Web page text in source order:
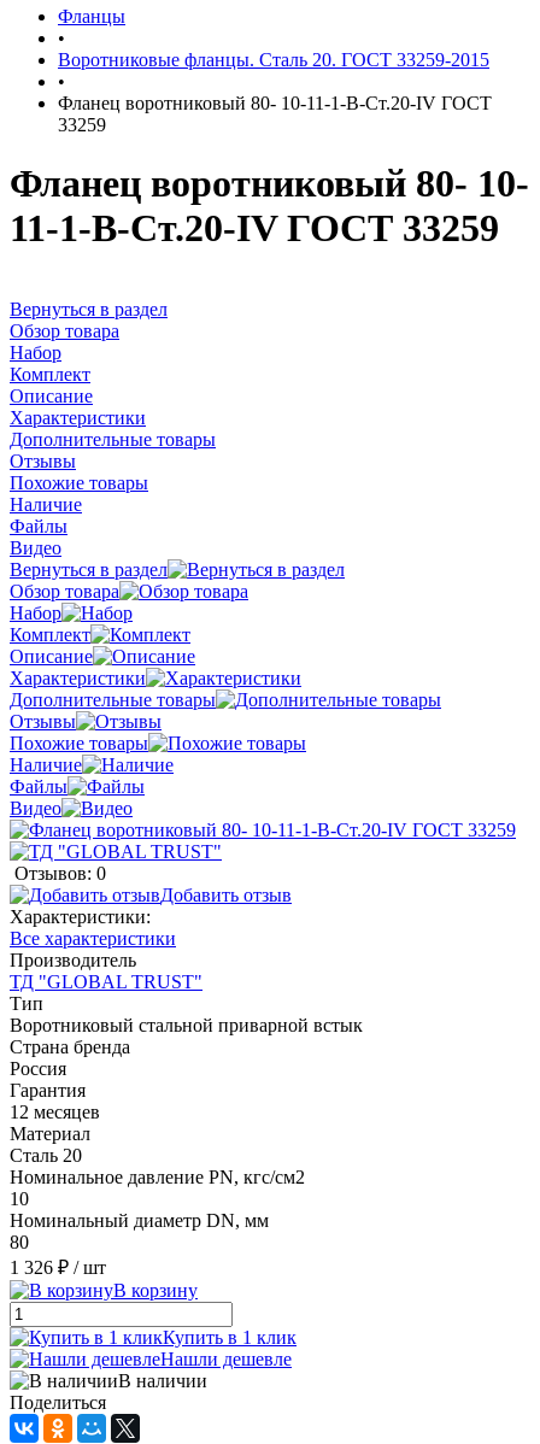
Фланцы
•
Воротниковые фланцы. Сталь 20. ГОСТ 33259-2015
•
Фланец воротниковый 80- 10-11-1-В-Ст.20-IV ГОСТ
33259
Фланец воротниковый 80- 10-
11-1-В-Ст.20-IV ГОСТ 33259
Вернуться в раздел
Обзор товара
Набор
Комплект
Описание
Характеристики
Дополнительные товары
Отзывы
Похожие товары
Наличие
Файлы
Видео
Вернуться в раздел
Обзор товара
Набор
Комплект
Описание
Характеристики
Дополнительные товары
Отзывы
Похожие товары
Наличие
Файлы
Видео
Отзывов: 0
Добавить отзыв
Характеристики:
Все характеристики
Производитель
ТД "GLOBAL TRUST"
Тип
Воротниковый стальной приварной встык
Страна бренда
Россия
Гарантия
12 месяцев
Материал
Сталь 20
Номинальное давление PN, кгс/см2
10
Номинальный диаметр DN, мм
80
1 326 ₽ / шт
В корзину
Купить в 1 клик
Нашли дешевле
В наличии
Поделиться